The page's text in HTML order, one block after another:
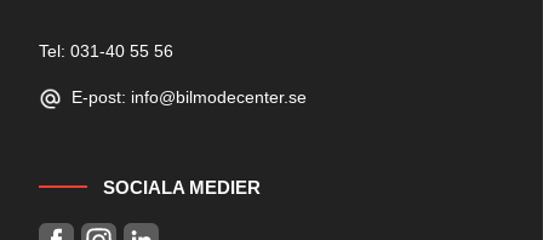
Tel: 031-40 55 56
E-post: info@bilmodecenter.se
SOCIALA MEDIER